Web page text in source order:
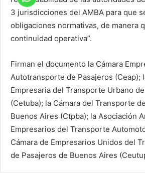
3 jurisdicciones del AMBA para que
obligaciones normativas, de manera
continuidad operativa”.
Firman el documento la Cámara
Autotransporte de Pasajeros (Ceap);
Empresaria del Transporte Urbano
(Cetuba); la Cámara del Transporte
Buenos Aires (Ctpba); la Asociación
Empresarios del Transporte
Cámara de Empresarios Unidos del
de Pasajeros de Buenos Aires